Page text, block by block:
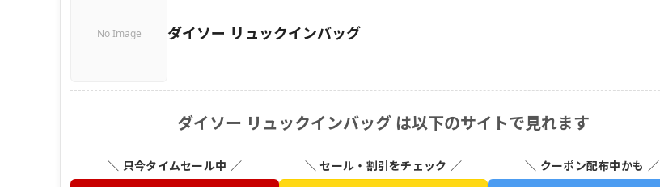
No Image ダイソー リュックインバッグ
ダイソー リュックインバッグ は以下のサイトで見れます
＼ 只今タイムセール中 ／ ＼ セール・割引をチェック ／ ＼ クーポン配布中かも ／